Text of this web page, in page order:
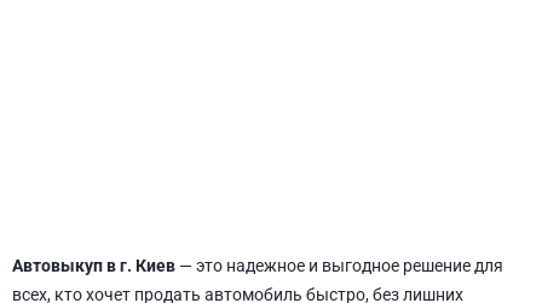
Автовыкуп в г. Киев — это надежное и выгодное решение для
всех, кто хочет продать автомобиль быстро, без лишних